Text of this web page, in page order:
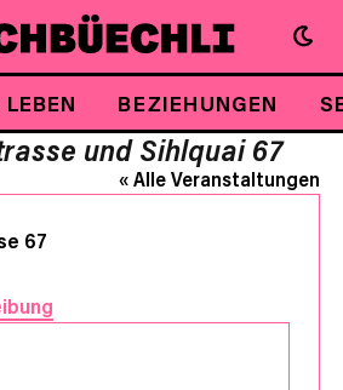
BEZIEHUNGEN
und Sihlquai 67
« Alle Veranstaltungen
67